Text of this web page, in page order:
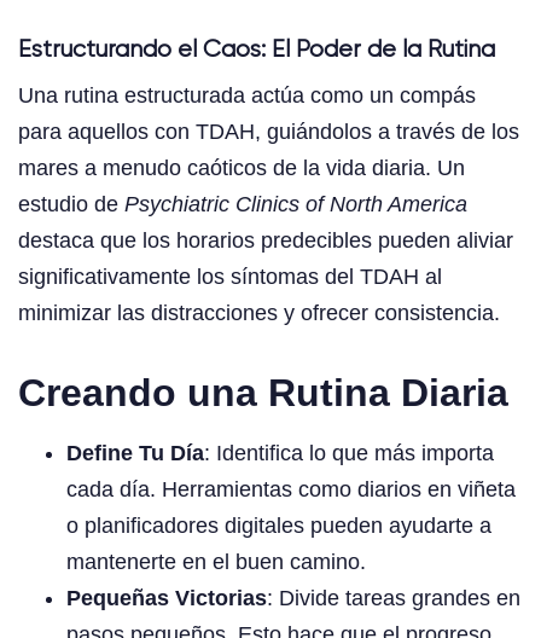
Estructurando el Caos: El Poder de la Rutina
Una rutina estructurada actúa como un compás
para aquellos con TDAH, guiándolos a través de los
mares a menudo caóticos de la vida diaria. Un
estudio de Psychiatric Clinics of North America
destaca que los horarios predecibles pueden aliviar
significativamente los síntomas del TDAH al
minimizar las distracciones y ofrecer consistencia.
Creando una Rutina Diaria
Define Tu Día: Identifica lo que más importa
cada día. Herramientas como diarios en viñeta
o planificadores digitales pueden ayudarte a
mantenerte en el buen camino.
Pequeñas Victorias: Divide tareas grandes en